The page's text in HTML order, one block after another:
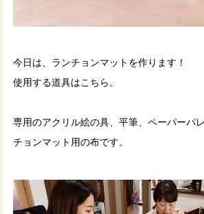
今日は、ランチョンマットを作ります！
使用する道具はこちら。
専用のアクリル絵の具、平筆、ペーパーパ
チョンマット用の布です。